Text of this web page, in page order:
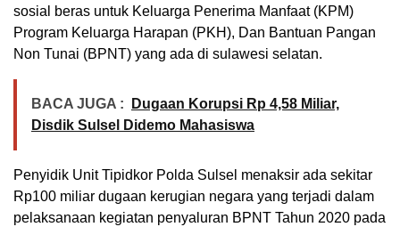
sosial beras untuk Keluarga Penerima Manfaat (KPM)
Program Keluarga Harapan (PKH), Dan Bantuan Pangan
Non Tunai (BPNT) yang ada di sulawesi selatan.
BACA JUGA :
Dugaan Korupsi Rp 4,58 Miliar,
Disdik Sulsel Didemo Mahasiswa
Penyidik Unit Tipidkor Polda Sulsel menaksir ada sekitar
Rp100 miliar dugaan kerugian negara yang terjadi dalam
pelaksanaan kegiatan penyaluran BPNT Tahun 2020 pada